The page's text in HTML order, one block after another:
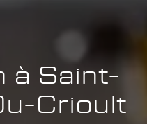
à Saint-
Crioult